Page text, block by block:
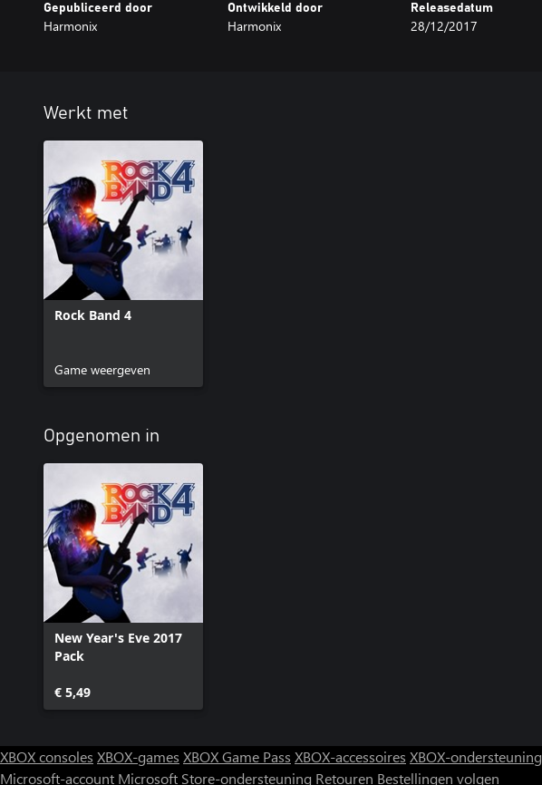
Gepubliceerd door
Harmonix
Ontwikkeld door
Harmonix
Releasedatum
28/12/2017
Werkt met
Rock Band 4
Game weergeven
Opgenomen in
New Year's Eve 2017
Pack
€ 5,49
XBOX consoles XBOX-games XBOX Game Pass XBOX-accessoires XBOX-ondersteuning
Microsoft-account Microsoft Store-ondersteuning Retouren Bestellingen volgen